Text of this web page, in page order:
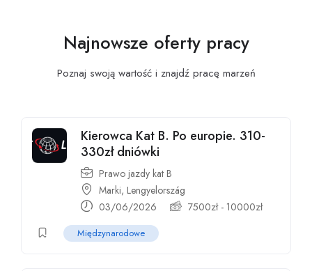
Najnowsze oferty pracy
Poznaj swoją wartość i znajdź pracę marzeń
Kierowca Kat B. Po europie. 310-
330zł dniówki
Prawo jazdy kat B
Marki, Lengyelország
03/06/2026
7500zł- 10000zł
Międzynarodowe